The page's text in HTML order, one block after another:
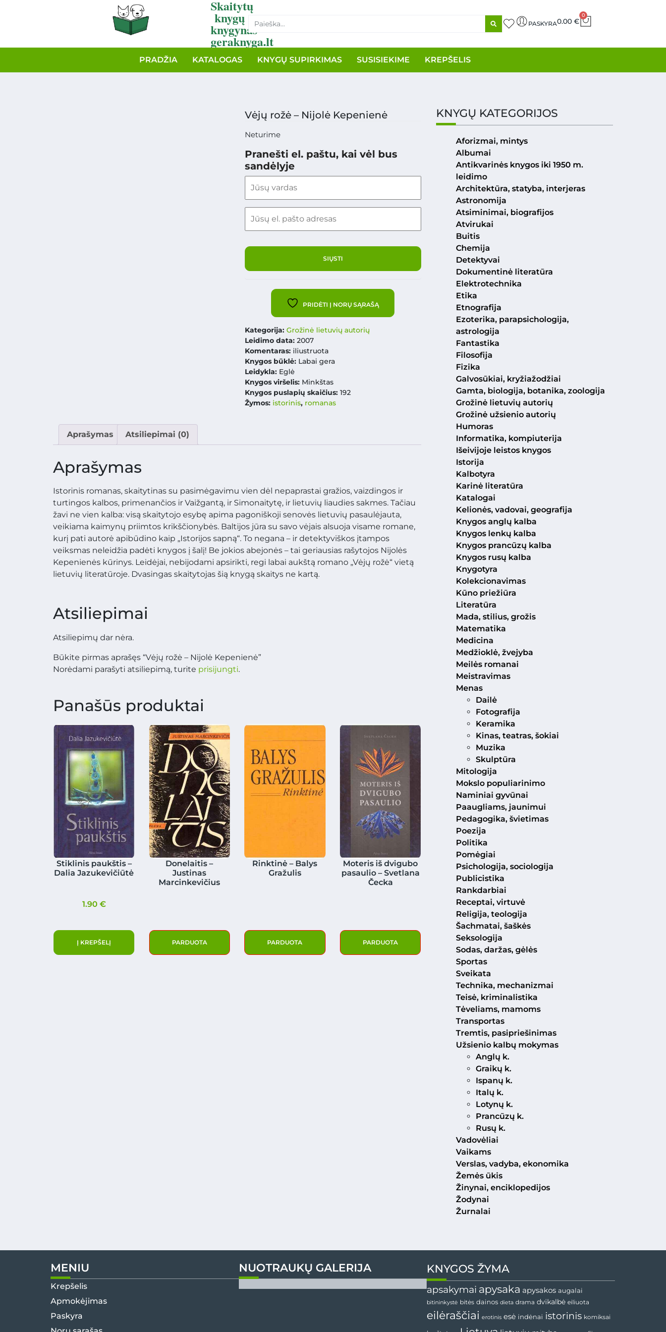
Skaitytų
knygų
knygynas
geraknyga.lt
PASKYRA0.00 €
0
PRADŽIA KATALOGAS KNYGŲ SUPIRKIMAS SUSISIEKIME KREPŠELIS
Vėjų rožė – Nijolė Kepenienė
Neturime
Pranešti el. paštu, kai vėl bus
sandėlyje
PRIDĖTI Į NORŲ SĄRAŠĄ
Kategorija: Grožinė lietuvių autorių
Leidimo data:2007
Komentaras: iliustruota
Knygos būklė: Labai gera
Leidykla:Eglė
Knygos viršelis: Minkštas
Knygos puslapių skaičius: 192
Žymos: istorinis, romanas
Aprašymas Atsiliepimai (0)
Aprašymas
Istorinis romanas, skaitytinas su pasimėgavimu vien dėl nepaprastai gražios, vaizdingos ir
turtingos kalbos, primenančios ir Vaižgantą, ir Simonaitytę, ir lietuvių liaudies sakmes. Tačiau
žavi ne vien kalba: visą skaitytojo esybę apima pagoniškoji senovės lietuvių pasaulėjauta,
veikiama kaimynų priimtos krikščionybės. Baltijos jūra su savo vėjais alsuoja visame romane,
kurį pati autorė apibūdino kaip „Istorijos sapną“. To negana – ir detektyviškos įtampos
veiksmas neleidžia padėti knygos į šalį! Be jokios abejonės – tai geriausias rašytojos Nijolės
Kepenienės kūrinys. Leidėjai, nebijodami apsirikti, regi labai aukštą romano „Vėjų rožė“ vietą
lietuvių literatūroje. Dvasingas skaitytojas šią knygą skaitys ne kartą.
Atsiliepimai
Atsiliepimų dar nėra.
Būkite pirmas aprašęs “Vėjų rožė – Nijolė Kepenienė”
Norėdami parašyti atsiliepimą, turite prisijungti.
Panašūs produktai
Stiklinis paukštis –
Dalia Jazukevičiūtė
1.90 €
Į KREPŠELĮ
Donelaitis –
Justinas
Marcinkevičius
PARDUOTA
Rinktinė – Balys
Gražulis
PARDUOTA
Moteris iš dvigubo
pasaulio – Svetlana
Čecka
PARDUOTA
KNYGŲ KATEGORIJOS
Aforizmai, mintys
Albumai
Antikvarinės knygos iki 1950 m.
leidimo
Architektūra, statyba, interjeras
Astronomija
Atsiminimai, biografijos
Atvirukai
Buitis
Chemija
Detektyvai
Dokumentinė literatūra
Elektrotechnika
Etika
Etnografija
Ezoterika, parapsichologija,
astrologija
Fantastika
Filosofija
Fizika
Galvosūkiai, kryžiažodžiai
Gamta, biologija, botanika, zoologija
Grožinė lietuvių autorių
Grožinė užsienio autorių
Humoras
Informatika, kompiuterija
Išeivijoje leistos knygos
Istorija
Kalbotyra
Karinė literatūra
Katalogai
Kelionės, vadovai, geografija
Knygos anglų kalba
Knygos lenkų kalba
Knygos prancūzų kalba
Knygos rusų kalba
Knygotyra
Kolekcionavimas
Kūno priežiūra
Literatūra
Mada, stilius, grožis
Matematika
Medicina
Medžioklė, žvejyba
Meilės romanai
Meistravimas
Menas
Dailė
Fotografija
Keramika
Kinas, teatras, šokiai
Muzika
Skulptūra
Mitologija
Mokslo populiarinimo
Naminiai gyvūnai
Paaugliams, jaunimui
Pedagogika, švietimas
Poezija
Politika
Pomėgiai
Psichologija, sociologija
Publicistika
Rankdarbiai
Receptai, virtuvė
Religija, teologija
Šachmatai, šaškės
Seksologija
Sodas, daržas, gėlės
Sportas
Sveikata
Technika, mechanizmai
Teisė, kriminalistika
Tėveliams, mamoms
Transportas
Tremtis, pasipriešinimas
Užsienio kalbų mokymas
Anglų k.
Graikų k.
Ispanų k.
Italų k.
Lotynų k.
Prancūzų k.
Rusų k.
Vadovėliai
Vaikams
Verslas, vadyba, ekonomika
Žemės ūkis
Žinynai, enciklopedijos
Žodynai
Žurnalai
MENIU
Krepšelis
Apmokėjimas
Paskyra
NUOTRAUKŲ GALERIJA KNYGOS ŽYMA
apsakymai apysaka apysakos augalai
bitininkystė bitės dainos dieta drama dvikalbė eiliuota
eilėraščiai erotinis esė indėnai istorinis komiksai